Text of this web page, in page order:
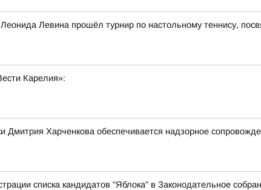
Левина прошёл турнир по настольному теннису,
Карелия»:
Дмитрия Харченкова обеспечивается надзорное
списка кандидатов "Яблока" в Законодательное